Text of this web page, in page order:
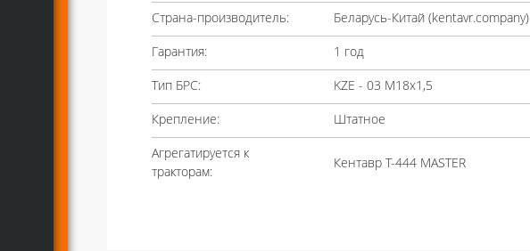
Страна-производитель: Беларусь-Китай ( kentavr.company)
Гарантия: 1 год
Тип БРС: KZE - 03 М18х1,5
Крепление: Штатное
Агрегатируется к
тракторам:
Кентавр T-444 MASTER